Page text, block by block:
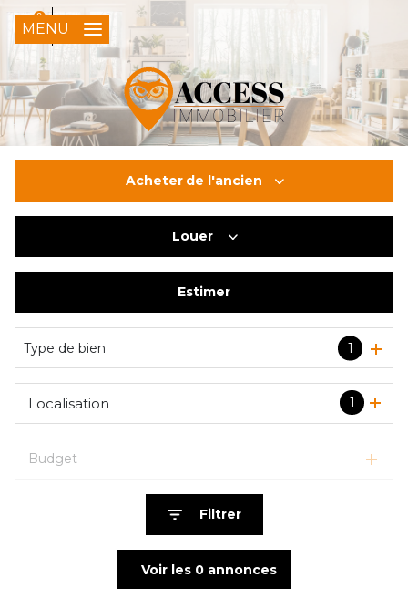
0
FR
MENU
Acheter de l'ancien
Du neuf
Louer
Estimer
Type de bien 1
1
Localisation
Budget
Filtrer
Voir les 0annonces